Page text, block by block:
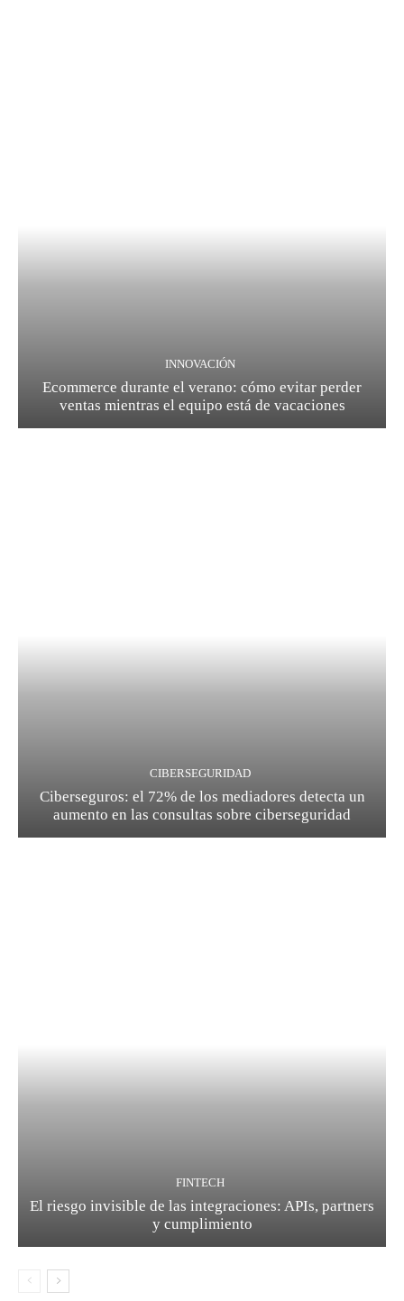
INNOVACIÓN
Ecommerce durante el verano: cómo evitar perder
ventas mientras el equipo está de vacaciones
CIBERSEGURIDAD
Ciberseguros: el 72% de los mediadores detecta un
aumento en las consultas sobre ciberseguridad
FINTECH
El riesgo invisible de las integraciones: APIs, partners
y cumplimiento